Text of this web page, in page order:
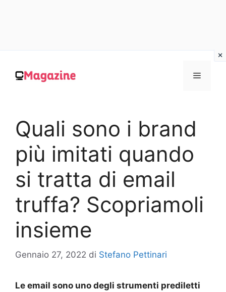
contenuto
MENU
Quali sono i brand
più imitati quando
si tratta di email
truffa? Scopriamoli
insieme
Gennaio 27, 2022 di Stefano Pettinari
Le email sono uno degli strumenti prediletti